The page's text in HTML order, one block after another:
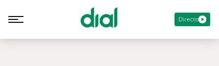
Directo